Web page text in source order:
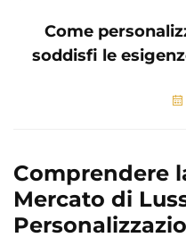
Come
soddisfi le
Comprendere
Mercato di